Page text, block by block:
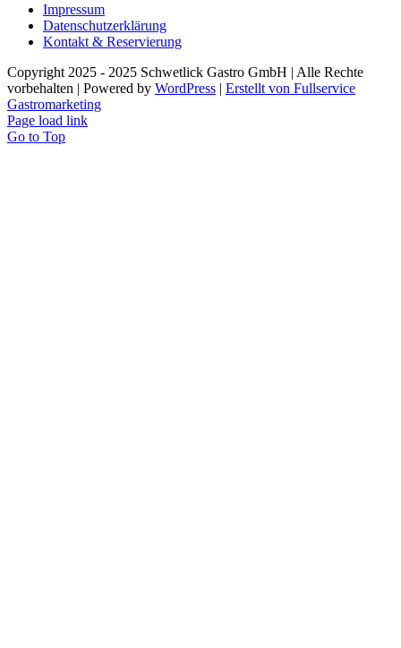
Impressum
Datenschutzerklärung
Kontakt & Reservierung
Copyright 2025 - 2025 Schwetlick Gastro GmbH | Alle Rechte
vorbehalten | Powered by WordPress | Erstellt von Fullservice
Gastromarketing
Page load link
Go to Top